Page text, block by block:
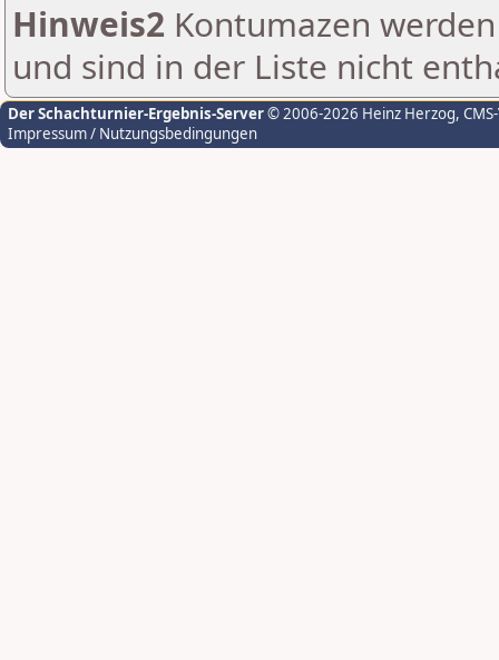
Hinweis2 Kontumazen
und sind in der Liste nicht
Der Schachturnier-Ergebnis-Server© 2006-2026 Heinz Herzog,
Impressum / Nutzungsbedingungen